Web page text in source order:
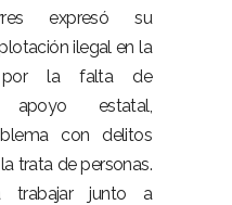
expresó su
ilegal en la
por la falta de
apoyo estatal,
con delitos
trata de personas.
trabajar junto a